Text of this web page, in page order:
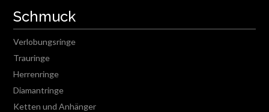
Schmuck
Verlobungsringe
Trauringe
Herrenringe
Diamantringe
Ketten und Anhänger